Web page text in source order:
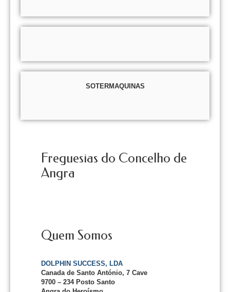
SOTERMAQUINAS
Freguesias do Concelho de
Angra
Quem Somos
DOLPHIN SUCCESS, LDA
Canada de Santo António, 7 Cave
9700 – 234 Posto Santo